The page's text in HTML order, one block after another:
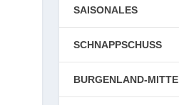
SAISONALES
SCHNAPPSCHUSS
BURGENLAND-MITTE